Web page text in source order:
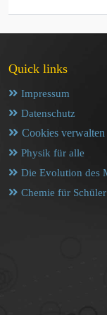
Quick links
Impressum
Datenschutz
Cookies verwalten
Physik für alle
Die Evolution des
Chemie für Schüler